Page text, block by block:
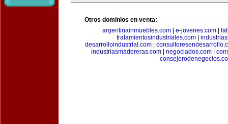
Otros dominios en venta:
argentinainmuebles.com| e-jovenes.com|
tratamientosindustriales.com
desarrolloindustrial.com|
industriasmadereras.com
negociados.com